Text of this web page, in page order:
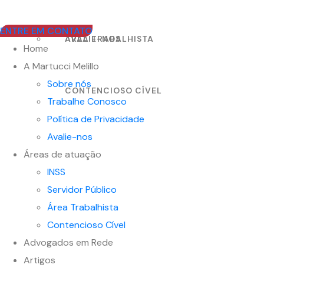
AVALIE-NOS
ÁREA TRABALHISTA
CONTENCIOSO CÍVEL
ENTRE EM CONTATO
Home
A Martucci Melillo
Sobre nós
Trabalhe Conosco
Política de Privacidade
Avalie-nos
Áreas de atuação
INSS
Servidor Público
Área Trabalhista
Contencioso Cível
Advogados em Rede
Artigos